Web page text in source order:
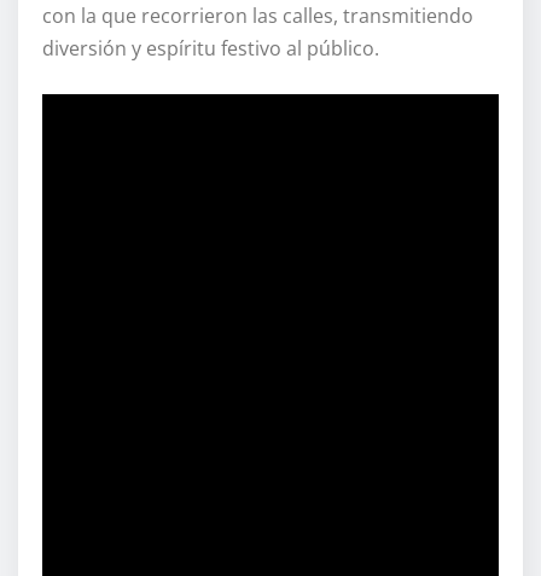
con la que recorrieron las calles, transmitiendo
diversión y espíritu festivo al público.